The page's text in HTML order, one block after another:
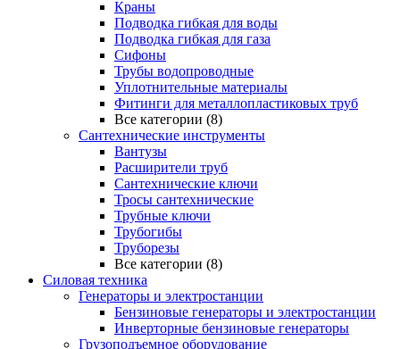
Краны
Подводка гибкая для воды
Подводка гибкая для газа
Сифоны
Трубы водопроводные
Уплотнительные материалы
Фитинги для металлопластиковых труб
Все категории (8)
Сантехнические инструменты
Вантузы
Расширители труб
Сантехнические ключи
Тросы сантехнические
Трубные ключи
Трубогибы
Труборезы
Все категории (8)
Силовая техника
Генераторы и электростанции
Бензиновые генераторы и электростанции
Инверторные бензиновые генераторы
Грузоподъемное оборудование